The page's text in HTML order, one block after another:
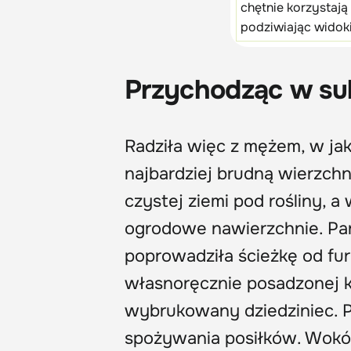
chętnie
podziwiając
Przychodząc w
Radziła więc z mężem, w
najbardziej brudną
czystej ziemi pod rośliny, a
ogrodowe nawierzchnie.
poprowadziła ścieżkę od
własnoręcznie posadzonej
wybrukowany dziedziniec.
spożywania posiłków.